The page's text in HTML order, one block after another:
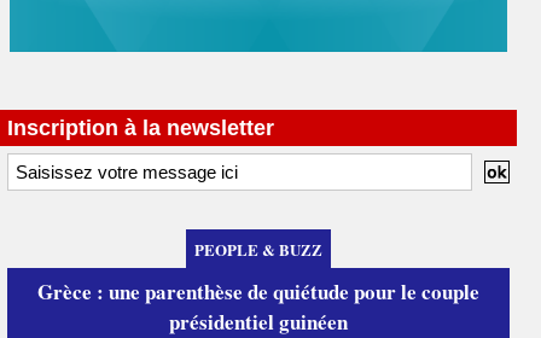
Inscription à la newsletter
PEOPLE & BUZZ
Grèce : une parenthèse de quiétude pour le couple
présidentiel guinéen